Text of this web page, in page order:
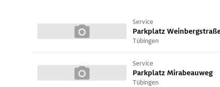
Service
Parkplatz
Tübingen
Service
Parkplatz Mirabeauweg
Tübingen